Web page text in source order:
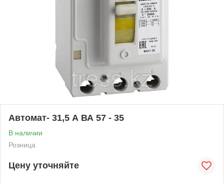
Автомат- 31,5 А ВА 57 - 35
В наличии
Розница
Цену уточняйте